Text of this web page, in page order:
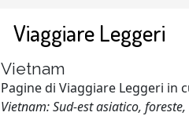
Viaggiare Leggeri
Vietnam
Pagine di Viaggiare Leggeri in
Vietnam: Sud-est asiatico,